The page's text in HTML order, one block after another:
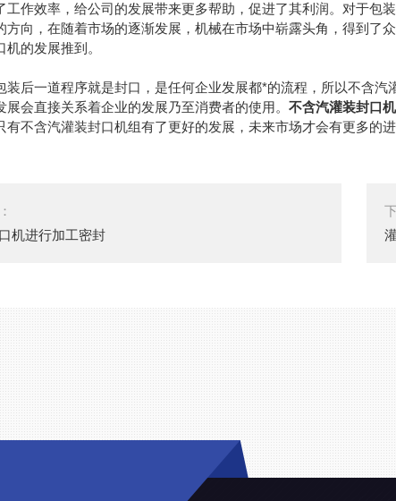
工作效率，给公司的发展带来更多帮助，促进了其利润。对于包
方向，在随着市场的逐渐发展，机械在市场中崭露头角，得到了
机的发展推到。
一道程序就是封口，是任何企业发展都*的流程，所以不含汽
展会直接关系着企业的发展乃至消费者的使用。不含汽灌装封口
有不含汽灌装封口机组有了更好的发展，未来市场才会有更多的进
机进行加工密封